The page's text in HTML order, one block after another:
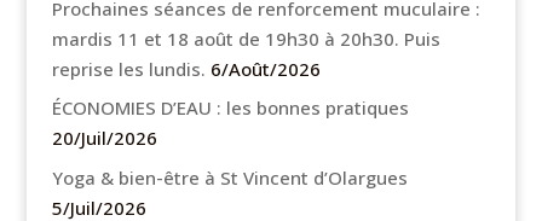
Prochaines séances de renforcement muculaire :
mardis 11 et 18 août de 19h30 à 20h30. Puis
reprise les lundis. 6/Août/2026
ÉCONOMIES D’EAU : les bonnes pratiques
20/Juil/2026
Yoga & bien-être à St Vincent d’Olargues
5/Juil/2026